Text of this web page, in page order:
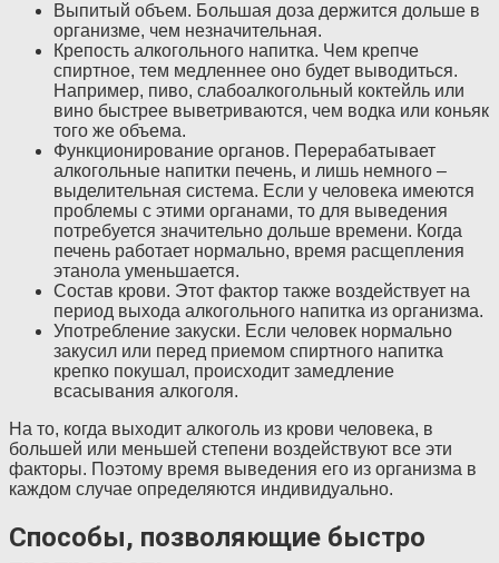
Выпитый объем. Большая доза держится дольше в
организме, чем незначительная.
Крепость алкогольного напитка. Чем крепче
спиртное, тем медленнее оно будет выводиться.
Например, пиво, слабоалкогольный коктейль или
вино быстрее выветриваются, чем водка или коньяк
того же объема.
Функционирование органов. Перерабатывает
алкогольные напитки печень, и лишь немного –
выделительная система. Если у человека имеются
проблемы с этими органами, то для выведения
потребуется значительно дольше времени. Когда
печень работает нормально, время расщепления
этанола уменьшается.
Состав крови. Этот фактор также воздействует на
период выхода алкогольного напитка из организма.
Употребление закуски. Если человек нормально
закусил или перед приемом спиртного напитка
крепко покушал, происходит замедление
всасывания алкоголя.
На то, когда выходит алкоголь из крови человека, в
большей или меньшей степени воздействуют все эти
факторы. Поэтому время выведения его из организма в
каждом случае определяются индивидуально.
Способы, позволяющие быстро